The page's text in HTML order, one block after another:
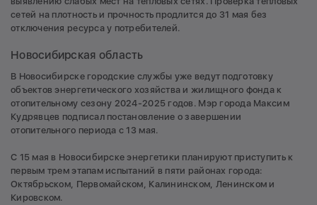
сетей на плотность и прочность продлится до 31 мая без
отключения ресурса у потребителей.
Новосибирская область
В Новосибирске городские службы уже ведут подготовку
объектов энергетического хозяйства и жилищного фонда к
отопительному сезону 2024-2025 годов. Мэр города Максим
Кудрявцев подписал постановление о завершении
отопительного периода с 13 мая.
С 15 мая в Новосибирске энергетики планируют приступить к
первым трем этапам испытаний в пяти районах города:
Октябрьском, Первомайском, Калининском, Ленинском и
Кировском.